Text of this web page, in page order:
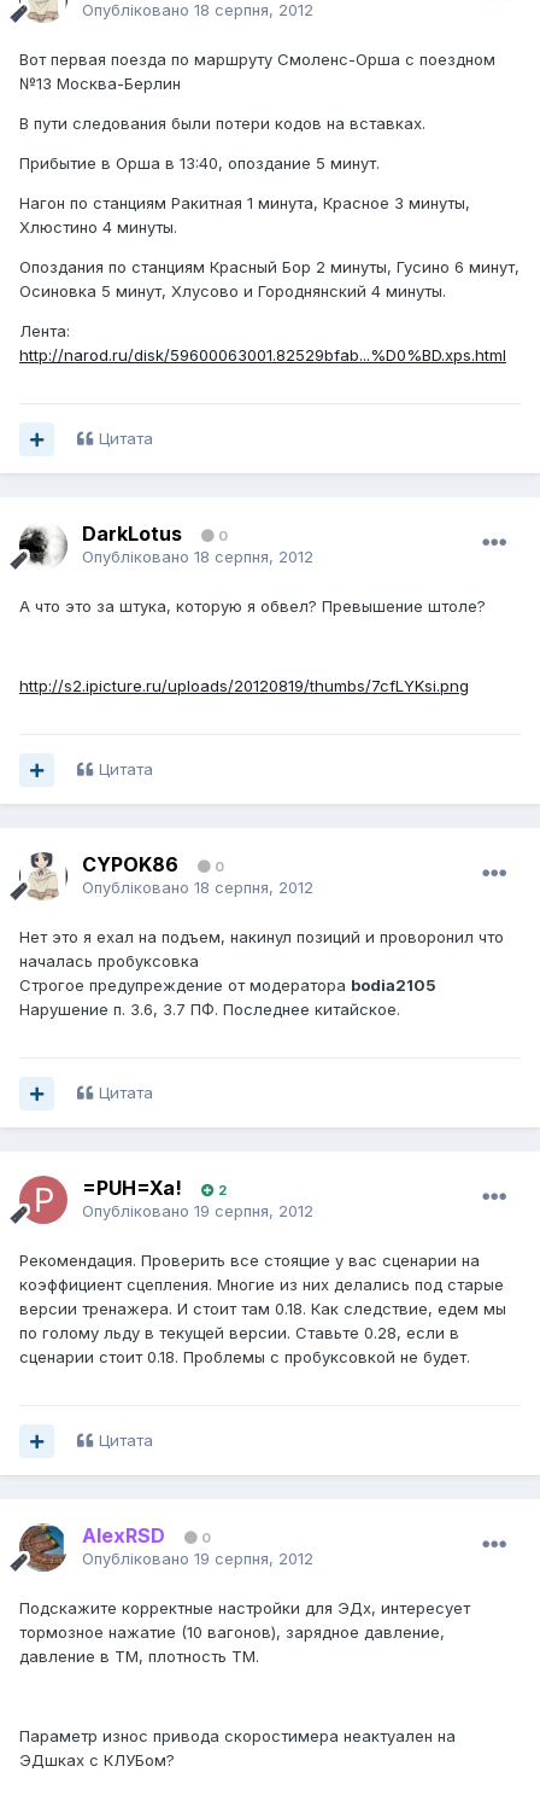
Опубліковано 18 серпня, 2012
Вот первая поезда по маршруту Смоленс-Орша с поездном
№13 Москва-Берлин
В пути следования были потери кодов на вставках.
Прибытие в Орша в 13:40, опоздание 5 минут.
Нагон по станциям Ракитная 1 минута, Красное 3 минуты,
Хлюстино 4 минуты.
Опоздания по станциям Красный Бор 2 минуты, Гусино 6 минут,
Осиновка 5 минут, Хлусово и Городнянский 4 минуты.
Лента:
http://narod.ru/disk/59600063001.82529bfab...%D0%BD.xps.html
Цитата
DarkLotus 0
Опубліковано 18 серпня, 2012
А что это за штука, которую я обвел? Превышение штоле?
http://s2.ipicture.ru/uploads/20120819/thumbs/7cfLYKsi.png
Цитата
CYPOK86 0
Опубліковано 18 серпня, 2012
Нет это я ехал на подъем, накинул позиций и проворонил что
началась пробуксовка
Строгое предупреждение от модератора bodia2105
Нарушение п. 3.6, 3.7 ПФ. Последнее китайское.
Цитата
=PUH=Xa! 2
Опубліковано 19 серпня, 2012
Рекомендация. Проверить все стоящие у вас сценарии на
коэффициент сцепления. Многие из них делались под старые
версии тренажера. И стоит там 0.18. Как следствие, едем мы
по голому льду в текущей версии. Ставьте 0.28, если в
сценарии стоит 0.18. Проблемы с пробуксовкой не будет.
Цитата
AlexRSD 0
Опубліковано 19 серпня, 2012
Подскажите корректные настройки для ЭДх, интересует
тормозное нажатие (10 вагонов), зарядное давление,
давление в ТМ, плотность ТМ.
Параметр износ привода скоростимера неактуален на
ЭДшках с КЛУБом?